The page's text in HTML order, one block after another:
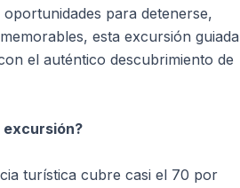
para detenerse,
esta excursión guiada
el auténtico descubrimiento de
excursión?
turística cubre casi el 70 por